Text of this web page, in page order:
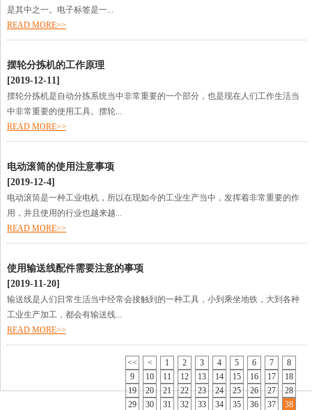
是其中之一。电子标签是一...
READ MORE>>
摆轮分拣机的工作原理
[2019-12-11]
摆轮分拣机是自动分拣系统当中非常重要的一个部分，也是现在人们工作生活当
中非常重要的使用工具。摆轮...
READ MORE>>
电动滚筒的使用注意事项
[2019-12-4]
电动滚筒是一种工业电机，所以在现如今的工业生产当中，发挥着非常重要的作
用，并且使用的行业也越来越...
READ MORE>>
使用输送线配件需要注意的事项
[2019-11-20]
输送线是人们日常生活当中经常会接触到的一种工具，小到乘坐地铁，大到各种
工业生产加工，都会有输送线...
READ MORE>>
<< < 1 2 3 4 5 6 7
8
9
10 11 12 13 14 15 16 17
18
19
20 21 22 23 24 25 26 27
28
29
30 31 32 33 34 35 36 37 38